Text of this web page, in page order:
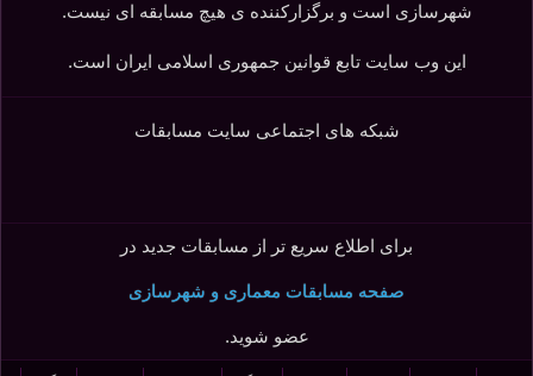
شهرسازی است و برگزارکننده ی هیچ مسابقه ای نیست.
این وب سایت تابع قوانین جمهوری اسلامی ایران است.
شبکه های اجتماعی سایت مسابقات
برای اطلاع سریع تر از مسابقات جدید در
صفحه مسابقات معماری و شهرسازی
عضو شوید.